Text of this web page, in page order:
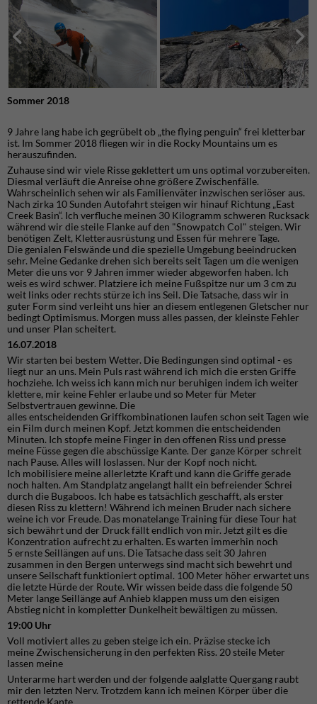
Sommer 2018
9 Jahre lang habe ich gegrübelt ob „the flying penguin“ frei kletterbar
ist. Im Sommer 2018 fliegen wir in die Rocky Mountains um es
herauszufinden.
Zuhause sind wir viele Risse geklettert um uns optimal vorzubereiten.
Diesmal verläuft die Anreise ohne größere Zwischenfälle.
Wahrscheinlich sehen wir als Familienväter inzwischen seriöser aus.
Nach zirka 10 Sunden Autofahrt steigen wir hinauf Richtung „East
Creek Basin“. Ich verfluche meinen 30 Kilogramm schweren Rucksack
während wir die steile Flanke auf den "Snowpatch Col" steigen. Wir
benötigen Zelt, Kletterausrüstung und Essen für mehrere Tage.
Die genialen Felswände und die spezielle Umgebung beeindrucken
sehr. Meine Gedanke drehen sich bereits seit Tagen um die wenigen
Meter die uns vor 9 Jahren immer wieder abgeworfen haben. Ich
weis es wird schwer. Platziere ich meine Fußspitze nur um 3 cm zu
weit links oder rechts stürze ich ins Seil. Die Tatsache, dass wir in
guter Form sind verleiht uns hier an diesem entlegenen Gletscher nur
bedingt Optimismus. Morgen muss alles passen, der kleinste Fehler
und unser Plan scheitert.
16.07.2018
Wir starten bei bestem Wetter. Die Bedingungen sind optimal - es
liegt nur an uns. Mein Puls rast während ich mich die ersten Griffe
hochziehe. Ich weiss ich kann mich nur beruhigen indem ich weiter
klettere, mir keine Fehler erlaube und so Meter für Meter
Selbstvertrauen gewinne. Die
alles entscheidenden Griffkombinationen laufen schon seit Tagen wie
ein Film durch meinen Kopf. Jetzt kommen die entscheidenden
Minuten. Ich stopfe meine Finger in den offenen Riss und presse
meine Füsse gegen die abschüssige Kante. Der ganze Körper schreit
nach Pause. Alles will loslassen. Nur der Kopf noch nicht.
Ich mobilisiere meine allerletzte Kraft und kann die Griffe gerade
noch halten. Am Standplatz angelangt hallt ein befreiender Schrei
durch die Bugaboos. Ich habe es tatsächlich geschafft, als erster
diesen Riss zu klettern! Während ich meinen Bruder nach sichere
weine ich vor Freude. Das monatelange Training für diese Tour hat
sich bewährt und der Druck fällt endlich von mir. Jetzt gilt es die
Konzentration aufrecht zu erhalten. Es warten immerhin noch
5 ernste Seillängen auf uns. Die Tatsache dass seit 30 Jahren
zusammen in den Bergen unterwegs sind macht sich bewehrt und
unsere Seilschaft funktioniert optimal. 100 Meter höher erwartet uns
die letzte Hürde der Route. Wir wissen beide dass die folgende 50
Meter lange Seillänge auf Anhieb klappen muss um den eisigen
Abstieg nicht in kompletter Dunkelheit bewältigen zu müssen.
19:00 Uhr
Voll motiviert alles zu geben steige ich ein. Präzise stecke ich
meine Zwischensicherung in den perfekten Riss. 20 steile Meter
lassen meine
Unterarme hart werden und der folgende aalglatte Quergang raubt
mir den letzten Nerv. Trotzdem kann ich meinen Körper über die